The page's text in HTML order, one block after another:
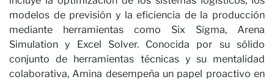
modelos de previsión y la eficiencia de la producción
mediante herramientas como Six Sigma, Arena
Simulation y Excel Solver. Conocida por su sólido
conjunto de herramientas técnicas y su mentalidad
colaborativa, Amina desempeña un papel proactivo en